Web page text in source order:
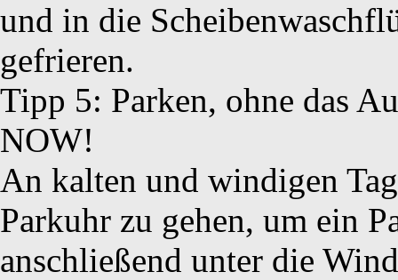
und in die
gefrieren.
Tipp 5: Parken, ohne das
NOW!
An kalten und windigen
Parkuhr zu gehen, um ein
anschließend unter die